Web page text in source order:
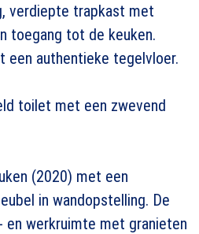
verdiepte trapkast met
toegang tot de keuken.
een authentieke tegelvloer.
toilet met een zwevend
(2020) met een
in wandopstelling. De
en werkruimte met granieten